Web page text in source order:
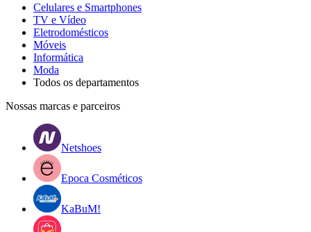
Celulares e Smartphones
TV e Vídeo
Eletrodomésticos
Móveis
Informática
Moda
Todos os departamentos
Nossas marcas e parceiros
Netshoes
Epoca Cosméticos
KaBuM!